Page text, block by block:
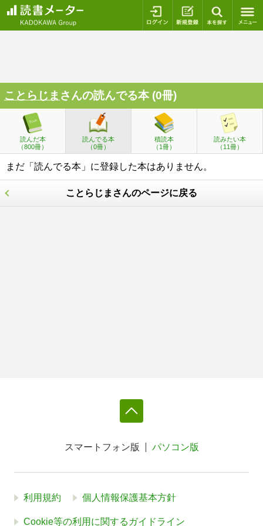
ログイン 新規登録
ことらじま さんの読んでる本 (0冊)
読んだ本
（800冊）
読んでる本
（0冊）
積読本
（1冊）
読みたい本
（11冊）
まだ「読んでる本」に登録した本はありません。
ことらじまさんのページに戻る
スマートフォン版 パソコン版
利用規約 個人情報保護基本方針
Cookie等の利用に関するガイドライン